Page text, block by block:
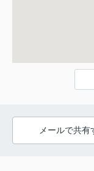
メールで共有